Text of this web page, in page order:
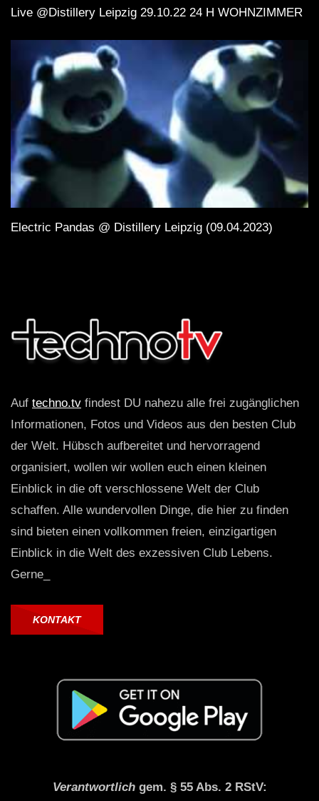
Live @Distillery Leipzig 29.10.22 24 H WOHNZIMMER
Electric Pandas @ Distillery Leipzig (09.04.2023)
Auf techno.tv findest DU nahezu alle frei zugänglichen
Informationen, Fotos und Videos aus den besten Club
der Welt. Hübsch aufbereitet und hervorragend
organisiert, wollen wir wollen euch einen kleinen
Einblick in die oft verschlossene Welt der Club
schaffen. Alle wundervollen Dinge, die hier zu finden
sind bieten einen vollkommen freien, einzigartigen
Einblick in die Welt des exzessiven Club Lebens.
Gerne_
KONTAKT
Verantwortlichgem. § 55 Abs. 2 RStV: